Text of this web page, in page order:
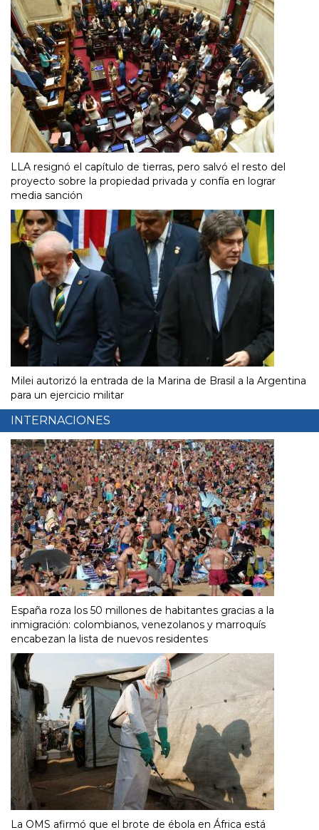
LLA resignó el capítulo de tierras, pero salvó el resto del
proyecto sobre la propiedad privada y confía en lograr
media sanción
Milei autorizó la entrada de la Marina de Brasil a la Argentina
para un ejercicio militar
INTERNACIONES
España roza los 50 millones de habitantes gracias a la
inmigración: colombianos, venezolanos y marroquís
encabezan la lista de nuevos residentes
La OMS afirmó que el brote de ébola en África está